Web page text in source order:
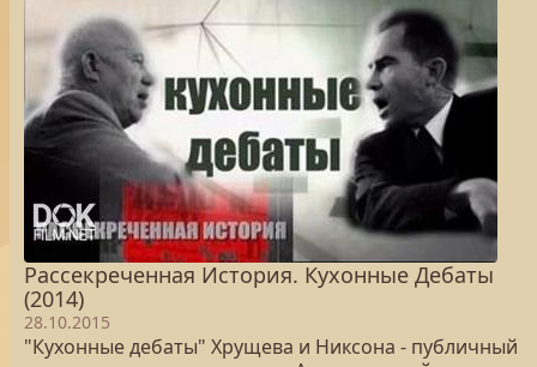
Рассекреченная История. Кухонные Дебаты
(2014)
28.10.2015
"Кухонные дебаты" Хрущева и Никсона - публичный